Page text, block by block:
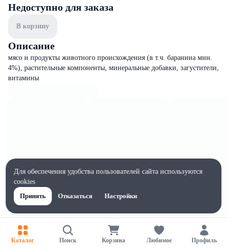
Недоступно для заказа
В корзину
Описание
мясо и продукты животного происхождения (в т.ч. баранина мин.
4%), растительные компоненты, минеральные добавки, загустители,
витамины
Каталог Поиск Корзина Любимое Профиль
Для обеспечения удобства пользователей сайта используются
cookies
Принять
Отказаться Настройки